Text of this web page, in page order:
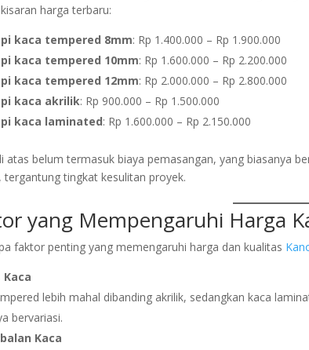
harga terbaru:
kaca tempered 8mm: Rp 1.400.000 – Rp 1.900.000
kaca tempered 10mm: Rp 1.600.000 – Rp 2.200.000
kaca tempered 12mm: Rp 2.000.000 – Rp 2.800.000
kaca akrilik: Rp 900.000 – Rp 1.500.000
kaca laminated: Rp 1.600.000 – Rp 2.150.000
atas belum termasuk biaya pemasangan, yang biasanya
tergantung tingkat kesulitan proyek.
yang Mempengaruhi Harga
faktor penting yang memengaruhi harga dan kualitas
Kaca
lebih mahal dibanding akrilik, sedangkan kaca
bervariasi.
Kaca